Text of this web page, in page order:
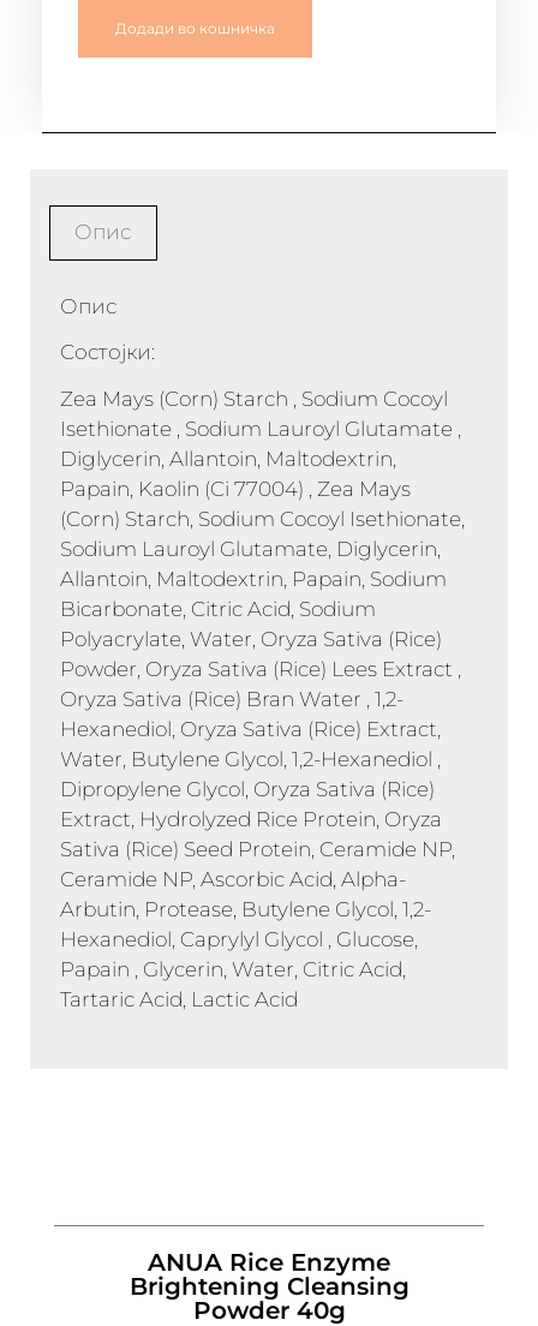
Додади во кошничка
Опис
Опис
Состојки:
Zea Mays (Corn) Starch , Sodium Cocoyl
Isethionate , Sodium Lauroyl Glutamate ,
Diglycerin, Allantoin, Maltodextrin,
Papain, Kaolin (Ci 77004) , Zea Mays
(Corn) Starch, Sodium Cocoyl Isethionate,
Sodium Lauroyl Glutamate, Diglycerin,
Allantoin, Maltodextrin, Papain, Sodium
Bicarbonate, Citric Acid, Sodium
Polyacrylate, Water, Oryza Sativa (Rice)
Powder, Oryza Sativa (Rice) Lees Extract ,
Oryza Sativa (Rice) Bran Water , 1,2-
Hexanediol, Oryza Sativa (Rice) Extract,
Water, Butylene Glycol, 1,2-Hexanediol ,
Dipropylene Glycol, Oryza Sativa (Rice)
Extract, Hydrolyzed Rice Protein, Oryza
Sativa (Rice) Seed Protein, Ceramide NP,
Ceramide NP, Ascorbic Acid, Alpha-
Arbutin, Protease, Butylene Glycol, 1,2-
Hexanediol, Caprylyl Glycol , Glucose,
Papain , Glycerin, Water, Citric Acid,
Tartaric Acid, Lactic Acid
ANUA Rice Enzyme
Brightening Cleansing
Powder 40g